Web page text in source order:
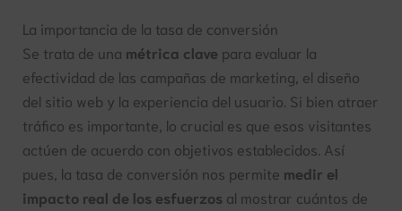
La importancia de la tasa de conversión
Se trata de una métrica clave para evaluar la
efectividad de las campañas de marketing, el diseño
del sitio web y la experiencia del usuario. Si bien atraer
tráfico es importante, lo crucial es que esos visitantes
actúen de acuerdo con objetivos establecidos. Así
pues, la tasa de conversión nos permite medir el
impacto real de los esfuerzos al mostrar cuántos de